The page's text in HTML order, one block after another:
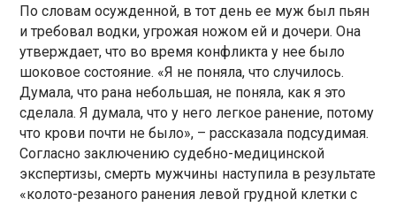
По словам осужденной, в тот день ее муж был пьян
и требовал водки, угрожая ножом ей и дочери. Она
утверждает, что во время конфликта у нее было
шоковое состояние. «Я не поняла, что случилось.
Думала, что рана небольшая, не поняла, как я это
сделала. Я думала, что у него легкое ранение, потому
что крови почти не было», – рассказала подсудимая.
Согласно заключению судебно-медицинской
экспертизы, смерть мужчины наступила в результате
«колото-резаного ранения левой грудной клетки с